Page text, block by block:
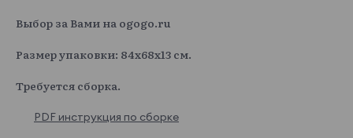
Выбор за Вами на ogogo.ru
Размер упаковки: 84х68х13 см.
Требуется сборка.
PDF инструкция по сборке